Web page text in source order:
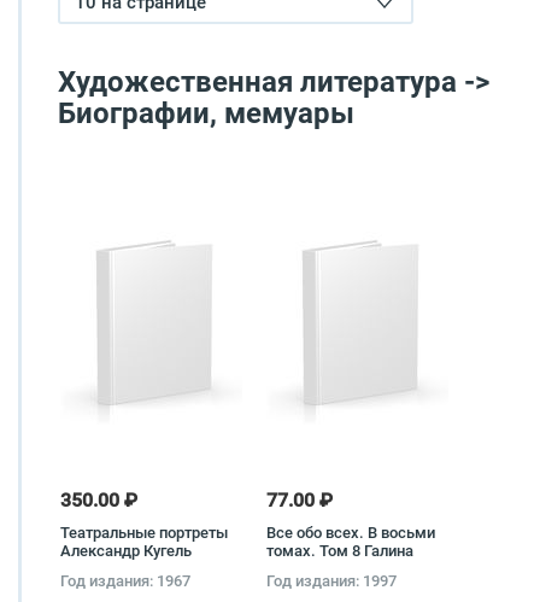
Художественная литература ->
Биографии, мемуары
350.00 ₽
Театральные портреты
Александр Кугель
Год издания: 1967
77.00 ₽
Все обо всех. В восьми
томах. Том 8 Галина
Кашинская, Федор
Год издания: 1997